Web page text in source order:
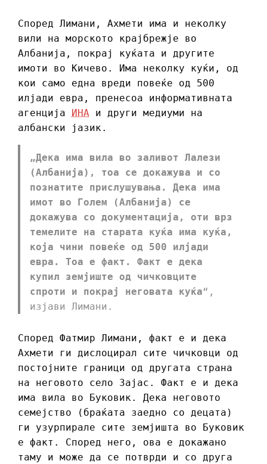
Според Лимани, Ахмети има и неколку
вили на морското крајбрежје во
Албанија, покрај куќата и другите
имоти во Кичево. Има неколку куќи, од
кои само една вреди повеќе од 500
илјади евра, пренесоа информативната
агенција ИНА и други медиуми на
албански јазик.
„Дека има вила во заливот Лалези
(Албанија), тоа се докажува и со
познатите прислушувања. Дека има
имот во Голем (Албанија) се
докажува со документација, оти врз
темелите на старата куќа има куќа,
која чини повеќе од 500 илјади
евра. Тоа е факт. Факт е дека
купил земјиште од чичковците
спроти и покрај неговата куќа“,
изјави Лимани.
Според Фатмир Лимани, факт е и дека
Ахмети ги дислоцирал сите чичковци од
постојните граници од другата страна
на неговото село Зајас. Факт е и дека
има вила во Буковик. Дека неговото
семејство (браќата заедно со децата)
ги узурпирале сите земјишта во Буковик
е факт. Според него, ова е докажано
таму и може да се потврди и со друга